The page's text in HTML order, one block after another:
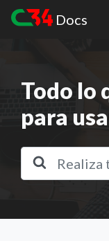
Docs
Todo lo
para